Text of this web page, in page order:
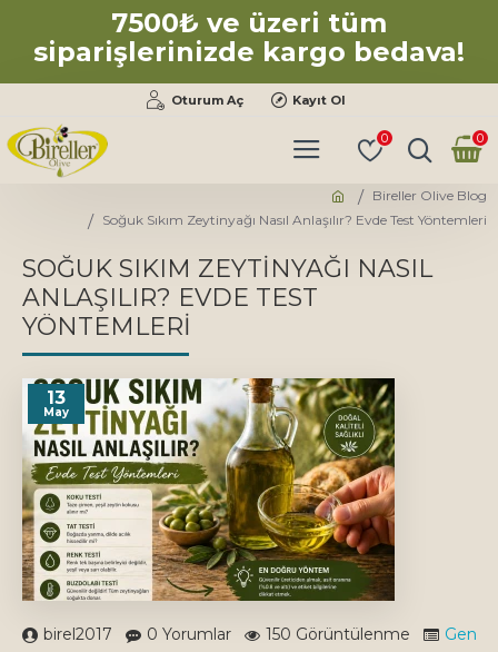
7500₺ ve üzeri tüm
siparişlerinizde kargo bedava!
Oturum Aç Kayıt Ol
0 0
Bireller Olive Blog
Soğuk Sıkım Zeytinyağı Nasıl Anlaşılır? Evde Test Yöntemleri
SOĞUK SIKIM ZEYTINYAĞI NASIL
ANLAŞILIR? EVDE TEST
YÖNTEMLERI
13
May
birel2017 0 Yorumlar 150 Görüntülenme Genel